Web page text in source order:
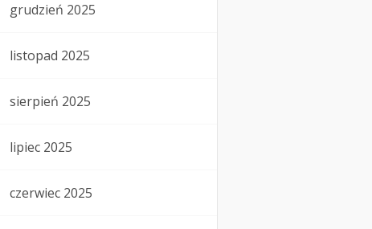
grudzień 2025
listopad 2025
sierpień 2025
lipiec 2025
czerwiec 2025